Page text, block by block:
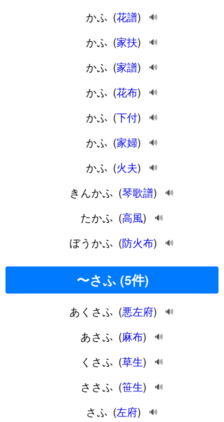
かふ (花譜) 🔊
かふ (家扶) 🔊
かふ (家譜) 🔊
かふ (花布) 🔊
かふ (下付) 🔊
かふ (家婦) 🔊
かふ (火夫) 🔊
きんかふ (琴歌譜) 🔊
たかふ (高風) 🔊
ぼうかふ (防火布) 🔊
〜さふ (5件)
あくさふ (悪左府) 🔊
あさふ (麻布) 🔊
くさふ (草生) 🔊
ささふ (笹生) 🔊
さふ (左府) 🔊